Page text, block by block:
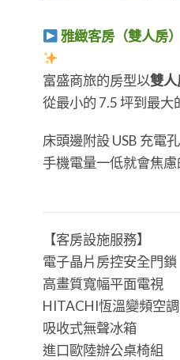
雅緻客房（雙人房）
​​​​​​​富盛商旅的房型以雙人
從最小的 7.5 坪到最大
床頭邊附設 USB 充電
手機電量一低就會焦
【客房設施服務】
電子晶片房控安全門鎖
高畫質寬幅平面電視
HITACHI恆溫變頻空調
吸收式無聲冰箱
進口歐陸辦公桌椅組